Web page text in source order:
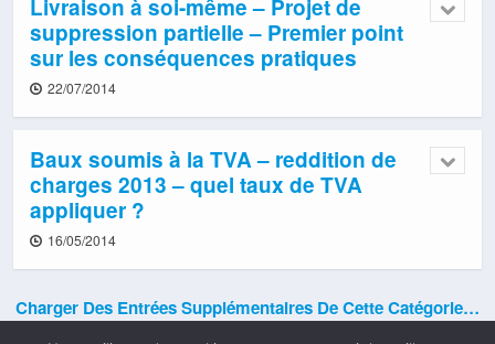
Livraison à soi-même – Projet de
suppression partielle – Premier point
sur les conséquences pratiques
22/07/2014
Baux soumis à la TVA – reddition de
charges 2013 – quel taux de TVA
appliquer ?
16/05/2014
Charger Des Entrées Supplémentaires De Cette Catégorie…